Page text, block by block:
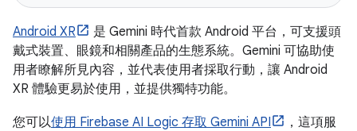
Android XR
是 Gemini 時代首款 Android 平台，可支援頭
戴式裝置、眼鏡和相關產品的生態系統。Gemini 可協助使
用者瞭解所見內容，並代表使用者採取行動，讓 Android
XR 體驗更易於使用，並提供獨特功能。
您可以使用 Firebase AI Logic 存取 Gemini API
，這項服